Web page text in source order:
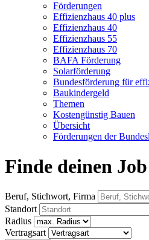
Förderungen
Effizienzhaus 40 plus
Effizienzhaus 40
Effizienzhaus 55
Effizienzhaus 70
BAFA Förderung
Solarförderung
Bundesförderung für
Baukindergeld
Themen
Kostengünstig Bauen
Übersicht
Förderungen der
Finde deinen
Beruf, Stichwort, Firma
Standort
Radius
Vertragsart